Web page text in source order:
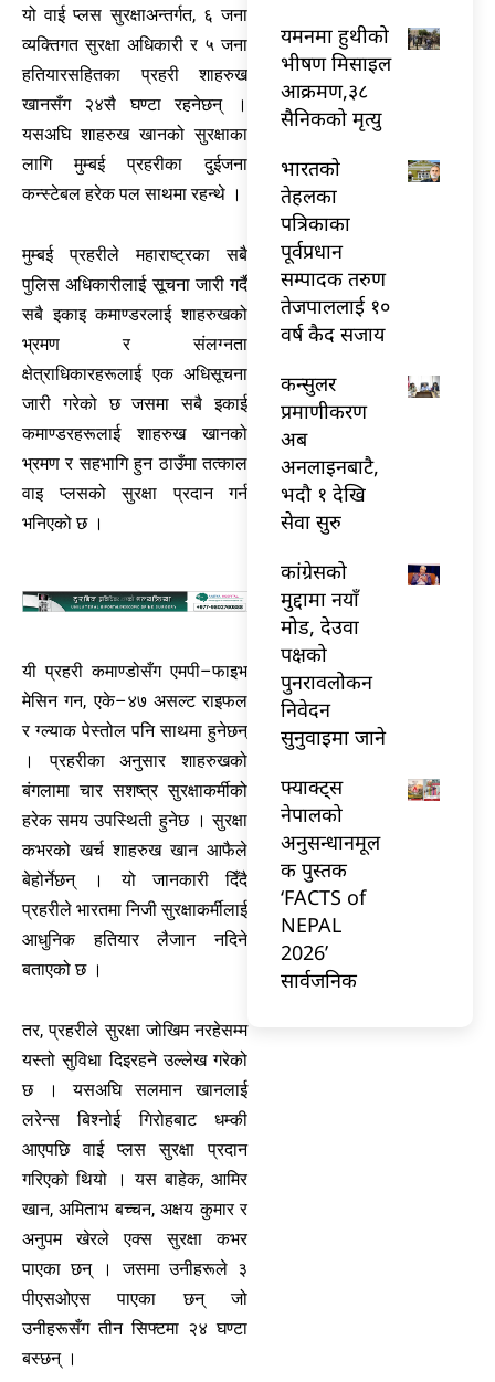
यो वाई प्लस सुरक्षाअन्तर्गत, ६ जना
व्यक्तिगत सुरक्षा अधिकारी र ५ जना
हतियारसहितका प्रहरी शाहरुख
खानसँग २४सै घण्टा रहनेछन् ।
यसअघि शाहरुख खानको सुरक्षाका
लागि मुम्बई प्रहरीका दुईजना
कन्स्टेबल हरेक पल साथमा रहन्थे ।
मुम्बई प्रहरीले महाराष्ट्रका सबै
पुलिस अधिकारीलाई सूचना जारी गर्दै
सबै इकाइ कमाण्डरलाई शाहरुखको
भ्रमण र संलग्नता
क्षेत्राधिकारहरूलाई एक अधिसूचना
जारी गरेको छ जसमा सबै इकाई
कमाण्डरहरूलाई शाहरुख खानको
भ्रमण र सहभागि हुन ठाउँमा तत्काल
वाइ प्लसको सुरक्षा प्रदान गर्न
भनिएको छ ।
यी प्रहरी कमाण्डोसँग एमपी–फाइभ
मेसिन गन, एके–४७ असल्ट राइफल
र ग्ल्याक पेस्तोल पनि साथमा हुनेछन्
। प्रहरीका अनुसार शाहरुखको
बंगलामा चार सशष्त्र सुरक्षाकर्मीको
हरेक समय उपस्थिती हुनेछ । सुरक्षा
कभरको खर्च शाहरुख खान आफैले
बेहोर्नेछन् । यो जानकारी दिँदै
प्रहरीले भारतमा निजी सुरक्षाकर्मीलाई
आधुनिक हतियार लैजान नदिने
बताएको छ ।
तर, प्रहरीले सुरक्षा जोखिम नरहेसम्म
यस्तो सुविधा दिइरहने उल्लेख गरेको
छ । यसअघि सलमान खानलाई
लरेन्स बिश्नोई गिरोहबाट धम्की
आएपछि वाई प्लस सुरक्षा प्रदान
गरिएको थियो । यस बाहेक, आमिर
खान, अमिताभ बच्चन, अक्षय कुमार र
अनुपम खेरले एक्स सुरक्षा कभर
पाएका छन् । जसमा उनीहरूले ३
पीएसओएस पाएका छन् जो
उनीहरूसँग तीन सिफ्टमा २४ घण्टा
बस्छन् ।
यमनमा हुथीको
भीषण मिसाइल
आक्रमण,३८
सैनिकको मृत्यु
भारतकाे
तेहलका
पत्रिकाका
पूर्वप्रधान
सम्पादक तरुण
तेजपाललाई १०
वर्ष कैद सजाय
कन्सुलर
प्रमाणीकरण
अब
अनलाइनबाटै,
भदौ १ देखि
सेवा सुरु
कांग्रेसको
मुद्दामा नयाँ
मोड, देउवा
पक्षको
पुनरावलोकन
निवेदन
सुनुवाइमा जाने
फ्याक्ट्स
नेपालको
अनुसन्धानमूल
क पुस्तक
‘FACTS of
NEPAL
2026’
सार्वजनिक